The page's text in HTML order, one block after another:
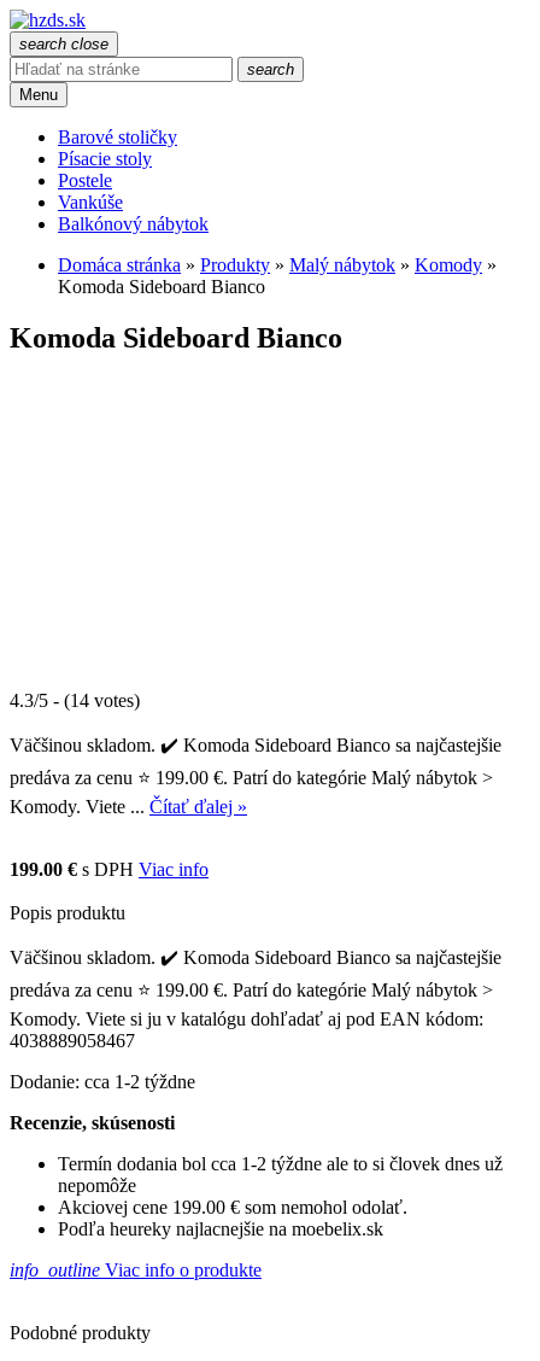
search close
search
Menu
Barové stoličky
Písacie stoly
Postele
Vankúše
Balkónový nábytok
Domáca stránka » Produkty » Malý nábytok » Komody »
Komoda Sideboard Bianco
Komoda Sideboard Bianco
4.3/5 - (14 votes)
Väčšinou skladom. ✔️ Komoda Sideboard Bianco sa najčastejšie
predáva za cenu ⭐ 199.00 €. Patrí do kategórie Malý nábytok >
Komody. Viete ... Čítať ďalej »
199.00 € s DPH Viac info
Popis produktu
Väčšinou skladom. ✔️ Komoda Sideboard Bianco sa najčastejšie
predáva za cenu ⭐ 199.00 €. Patrí do kategórie Malý nábytok >
Komody. Viete si ju v katalógu dohľadať aj pod EAN kódom:
4038889058467
Dodanie: cca 1-2 týždne
Recenzie, skúsenosti
Termín dodania bol cca 1-2 týždne ale to si človek dnes už
nepomôže
Akciovej cene 199.00 € som nemohol odolať.
Podľa heureky najlacnejšie na moebelix.sk
info_outline Viac info o produkte
Podobné produkty